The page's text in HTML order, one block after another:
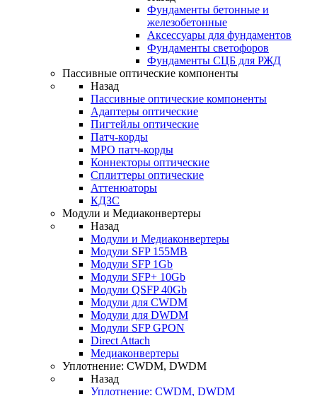
Фундаменты бетонные и
железобетонные
Аксессуары для фундаментов
Фундаменты светофоров
Фундаменты СЦБ для РЖД
Пассивные оптические компоненты
Назад
Пассивные оптические компоненты
Адаптеры оптические
Пигтейлы оптические
Патч-корды
MPO патч-корды
Коннекторы оптические
Сплиттеры оптические
Аттенюаторы
КДЗС
Модули и Медиаконвертеры
Назад
Модули и Медиаконвертеры
Модули SFP 155MB
Модули SFP 1Gb
Модули SFP+ 10Gb
Модули QSFP 40Gb
Модули для CWDM
Модули для DWDM
Модули SFP GPON
Direct Attach
Медиаконвертеры
Уплотнение: CWDM, DWDM
Назад
Уплотнение: CWDM, DWDM